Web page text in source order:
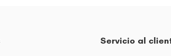
Servicio al